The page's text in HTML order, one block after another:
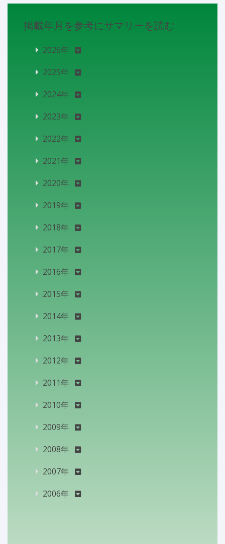
掲載年月を参考にサマリーを読む
2026年
2025年
2024年
2023年
2022年
2021年
2020年
2019年
2018年
2017年
2016年
2015年
2014年
2013年
2012年
2011年
2010年
2009年
2008年
2007年
2006年